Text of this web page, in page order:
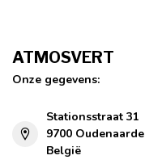
ATMOSVERT
Onze gegevens:
Stationsstraat 31
9700 Oudenaarde
België